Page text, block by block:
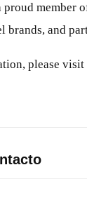
member
brands, and
please visit